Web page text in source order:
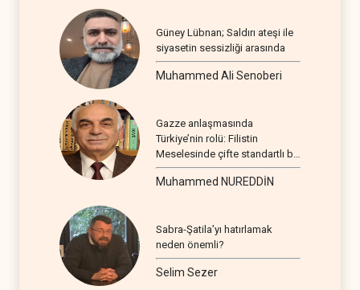
Güney Lübnan; Saldırı ateşi ile
siyasetin sessizliği arasında
Muhammed Ali Senoberi
Gazze anlaşmasında
Türkiye’nin rolü: Filistin
Meselesinde çifte standartlı bir
seyir
Muhammed NUREDDİN
Sabra-Şatila’yı hatırlamak
neden önemli?
Selim Sezer